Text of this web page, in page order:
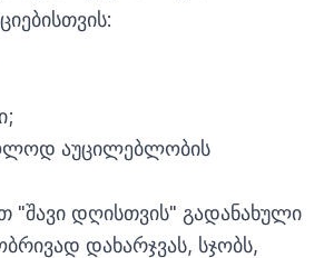
აუცილებლობის
"შავი დღისთვის" გადანახული
დახარჯვას, სჯობს,